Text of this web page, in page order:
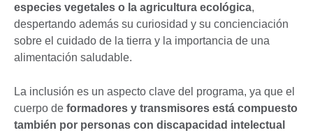
especies vegetales o la agricultura ecológica,
despertando además su curiosidad y su concienciación
sobre el cuidado de la tierra y la importancia de una
alimentación saludable.
La inclusión es un aspecto clave del programa, ya que el
cuerpo de formadores y transmisores está compuesto
también por personas con discapacidad intelectual